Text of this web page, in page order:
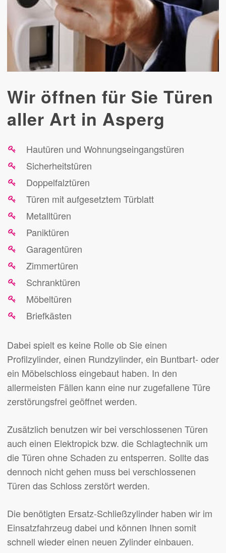
Wir öffnen für Sie Türen
aller Art in Asperg
Hautüren und Wohnungseingangstüren
Sicherheitstüren
Doppelfalztüren
Türen mit aufgesetztem Türblatt
Metalltüren
Paniktüren
Garagentüren
Zimmertüren
Schranktüren
Möbeltüren
Briefkästen
Dabei spielt es keine Rolle ob Sie einen
Profilzylinder, einen Rundzylinder, ein Buntbart- oder
ein Möbelschloss eingebaut haben. In den
allermeisten Fällen kann eine nur zugefallene Türe
zerstörungsfrei geöffnet werden.
Zusätzlich benutzen wir bei verschlossenen Türen
auch einen Elektropick bzw. die Schlagtechnik um
die Türen ohne Schaden zu entsperren. Sollte das
dennoch nicht gehen muss bei verschlossenen
Türen das Schloss zerstört werden.
Die benötigten Ersatz-Schließzylinder haben wir im
Einsatzfahrzeug dabei und können Ihnen somit
schnell wieder einen neuen Zylinder einbauen.